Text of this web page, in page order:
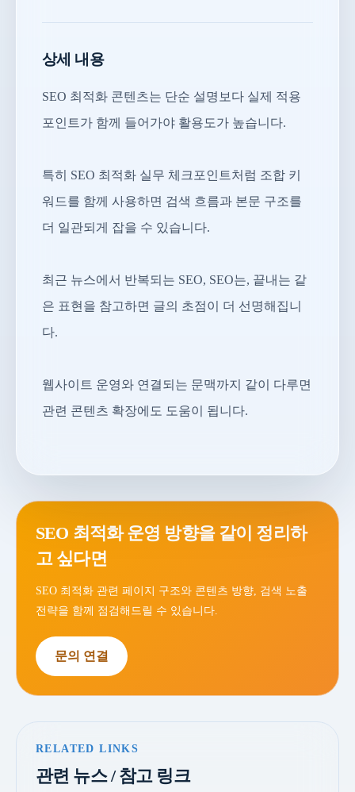
상세 내용
SEO 최적화 콘텐츠는 단순 설명보다 실제 적용
포인트가 함께 들어가야 활용도가 높습니다.
특히 SEO 최적화 실무 체크포인트처럼 조합 키
워드를 함께 사용하면 검색 흐름과 본문 구조를
더 일관되게 잡을 수 있습니다.
최근 뉴스에서 반복되는 SEO, SEO는, 끝내는 같
은 표현을 참고하면 글의 초점이 더 선명해집니
다.
웹사이트 운영와 연결되는 문맥까지 같이 다루면
관련 콘텐츠 확장에도 도움이 됩니다.
SEO 최적화 운영 방향을 같이 정리하
고 싶다면
SEO 최적화 관련 페이지 구조와 콘텐츠 방향, 검색 노출
전략을 함께 점검해드릴 수 있습니다.
문의 연결
RELATED LINKS
관련 뉴스 / 참고 링크